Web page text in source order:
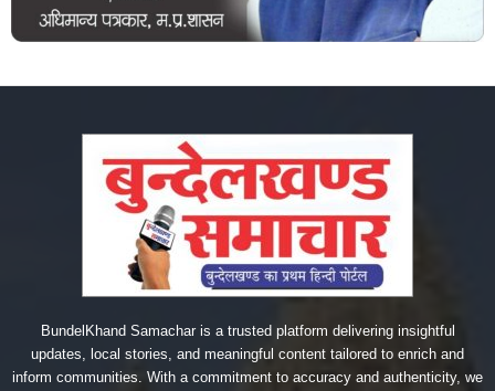
BundelKhand Samachar is a trusted platform delivering insightful
updates, local stories, and meaningful content tailored to enrich and
inform communities. With a commitment to accuracy and authenticity, we